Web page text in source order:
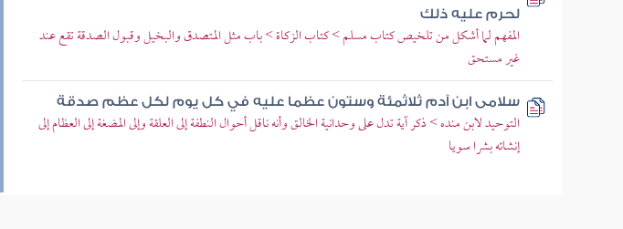
لحرم عليه ذلك
المفهم لما أشكل من تلخيص كتاب مسلم > كتاب الزكاة > باب مثل المتصدق والبخيل وقبول الصدقة تقع عند
غير مستحق
سلامى ابن آدم ثلاثمئة وستون عظما عليه في كل يوم لكل عظم صدقة
التوحيد لابن منده > ذكر آية تدل على وحدانية الخالق وأنه ناقل أحوال النطفة إلى العلقة وإلى المضغة إلى العظام إلى
إنشائه بشرا سويا